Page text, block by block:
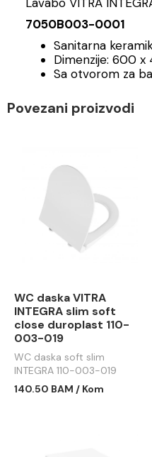
7050B003-0001
Sanitarna
Dimenzije: 600
Sa otvorom za
Povezani proizvodi
WC daska VITRA
INTEGRA slim soft
close duroplast 110-
003-019
WC daska soft slim
INTEGRA 110-003-019
140.50 BAM / Kom